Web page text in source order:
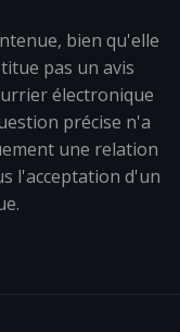
bien qu'elle
pas un avis
électronique
précise n'a
une relation
l'acceptation d'un